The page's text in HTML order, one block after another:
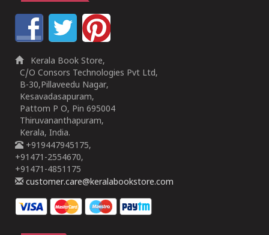
Kerala Book Store,
C/O Consors Technologies Pvt Ltd,
B-30,Pillaveedu Nagar,
Kesavadasapuram,
Pattom P O, Pin 695004
Thiruvananthapuram,
Kerala, India.
+919447945175,
+91471-2554670,
+91471-4851175
customer.care@keralabookstore.com